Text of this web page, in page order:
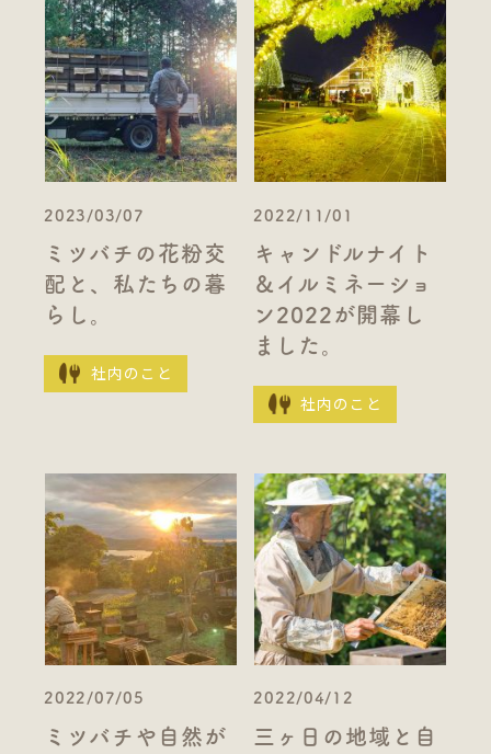
2023/03/07
ミツバチの花粉交
配と、私たちの暮
らし。
社内のこと
2022/11/01
キャンドルナイト
＆イルミネーショ
ン2022が開幕し
ました。
社内のこと
2022/07/05
ミツバチや自然が
2022/04/12
三ヶ日の地域と自